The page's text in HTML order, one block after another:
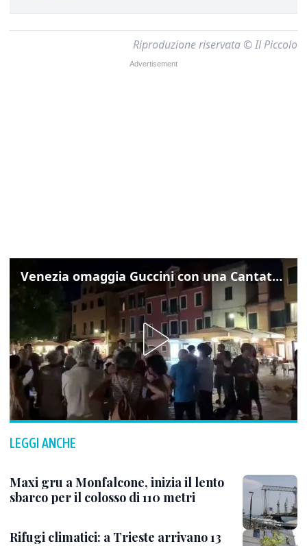
Riproduzione riservata © Il Piccolo
Venezia omaggia Guccini con una Cantata Anarchica in campo Santa Margherita
LEGGI ANCHE
Maxi gru a Monfalcone, inizia il lento
sbarco per il colosso di 110 metri
Rifugi climatici: a Trieste arrivano 13